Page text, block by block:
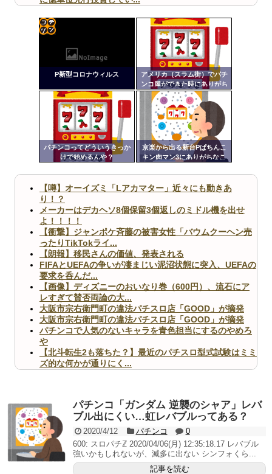
ますｗ」←これどうす...
【閲覧注意】俺が近くにいると機械が壊れるんだけどさ
【画像】ペプシコーラ社、「こういうのでいいんだよ」
な新商品を発売
Powered by livedoor 相互RSS
P新型コロナウィルス
アメリカ（スラム街）でパチ
ンコ屋ができた時にありがち
な事ｗｗｗｗｗｗｗｗｗｗｗ
ｗｗｗｗｗｗｗ
パチンコってどういうきっか
けで始めるんや？
京楽から出る新台Pぱちんこ
キン肉マン3にありがちなこ
定リ
ンク
自動
更新
ツー
【噂】オーイズミ「Lアカマター」近々にも動きあ
り！？
メーカーはデカヘソ8個保留3個返しのミドル機を出せ
よ！！！！
【衝撃】ジャンポケ斉藤の被害女性「バウムクーヘン売
ったりTikTokライ...
【朗報】移民さんの価値、発表される
FIFAとUEFAの争いが凄まじい泥沼状態に突入、UEFAの
要求を呑んだ...
【画像】ディズニーのおいなり巻（600円）、流石にア
レすぎて賛否両論の大...
大阪市宗右衛門町の違法パチスロ店「GOOD」が摘発
大阪市宗右衛門町の違法パチスロ店「GOOD」が摘発
パチンコで人気のないキャラを青色担当にするのやめろ
や
【北斗転生2も落ちた？】最近のパチスロ型式試験はミミ
ズ的な何かが通りにく...
Powered by livedoor 相互RSS
パチンコ「ガンダム 逆襲のシャア」レバ
ブル出にくい…虹レバブルってある？
2020/4/12 パチンコ
0
600: スロパチℤ 2020/04/06(月) 12:35:18.17 レバブル
強いかもしれないが、滅多に出ない シンフォくら...
記事を読む